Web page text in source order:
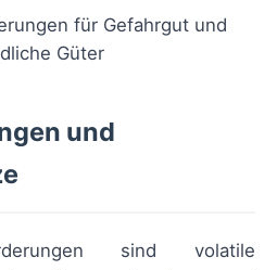
für Gefahrgut und
Güter
und
sind volatile